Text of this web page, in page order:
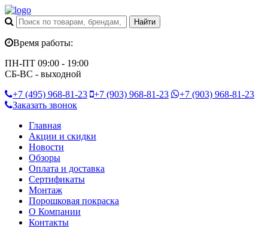
Время работы:
ПН-ПТ 09:00 - 19:00
СБ-ВС - выходной
+7 (495) 968-81-23 +7 (903) 968-81-23 +7 (903) 968-81-23
Заказать звонок
Главная
Акции и скидки
Новости
Обзоры
Оплата и доставка
Сертификаты
Монтаж
Порошковая покраска
О Компании
Контакты